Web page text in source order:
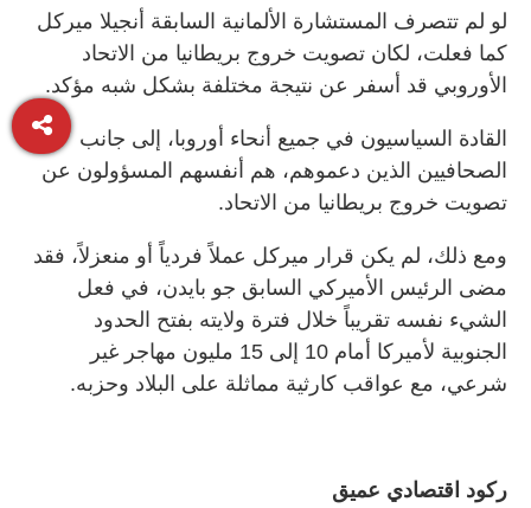
لو لم تتصرف المستشارة الألمانية السابقة أنجيلا ميركل
كما فعلت، لكان تصويت خروج بريطانيا من الاتحاد
الأوروبي قد أسفر عن نتيجة مختلفة بشكل شبه مؤكد.
القادة السياسيون في جميع أنحاء أوروبا، إلى جانب
الصحافيين الذين دعموهم، هم أنفسهم المسؤولون عن
تصويت خروج بريطانيا من الاتحاد.
ومع ذلك، لم يكن قرار ميركل عملاً فردياً أو منعزلاً، فقد
مضى الرئيس الأميركي السابق جو بايدن، في فعل
الشيء نفسه تقريباً خلال فترة ولايته بفتح الحدود
الجنوبية لأميركا أمام 10 إلى 15 مليون مهاجر غير
شرعي، مع عواقب كارثية مماثلة على البلاد وحزبه.
ركود اقتصادي عميق